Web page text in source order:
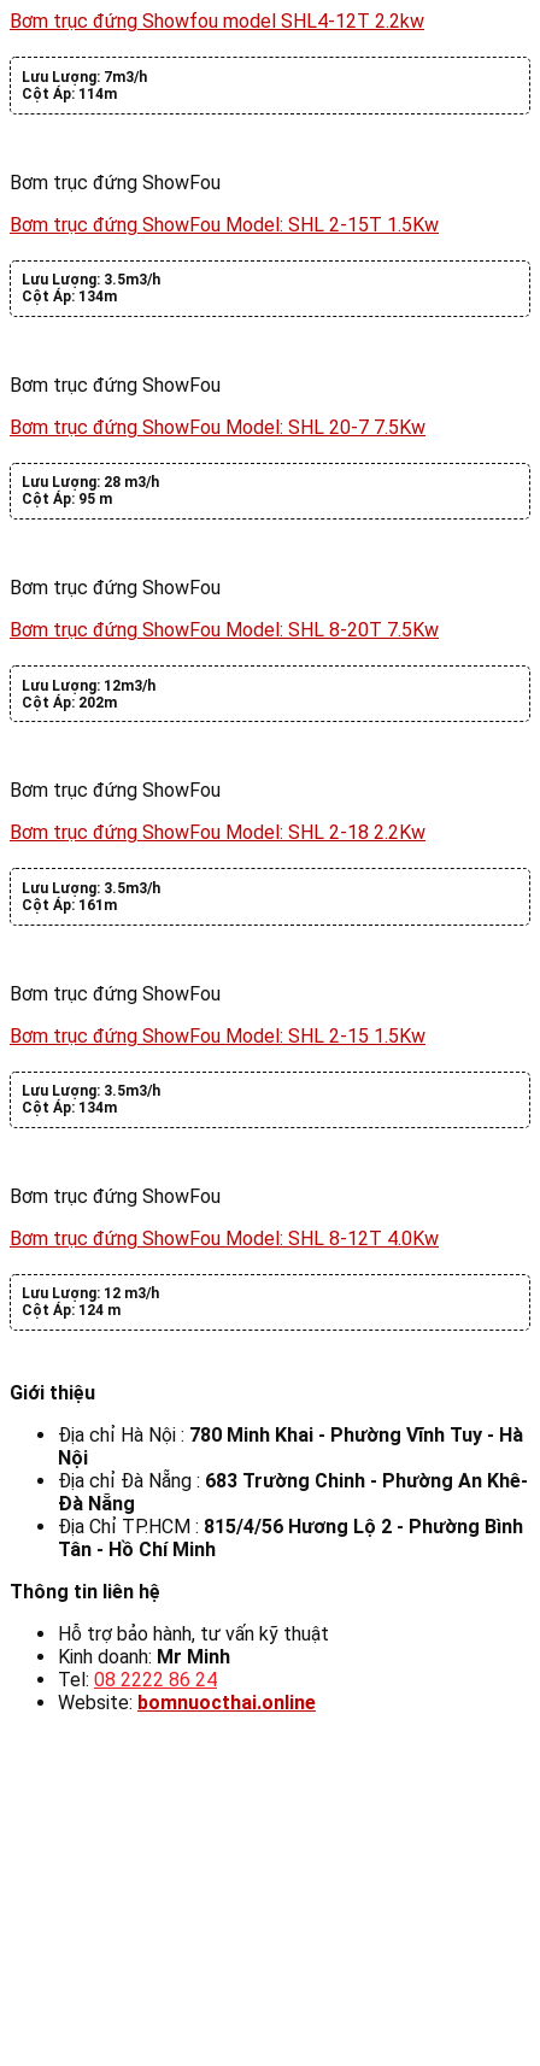
Bơm trục đứng Showfou model SHL4-12T 2.2kw
Lưu Lượng: 7m3/h
Cột Áp: 114m
Bơm trục đứng ShowFou
Bơm trục đứng ShowFou Model: SHL 2-15T 1.5Kw
Lưu Lượng: 3.5m3/h
Cột Áp: 134m
Bơm trục đứng ShowFou
Bơm trục đứng ShowFou Model: SHL 20-7 7.5Kw
Lưu Lượng: 28 m3/h
Cột Áp: 95 m
Bơm trục đứng ShowFou
Bơm trục đứng ShowFou Model: SHL 8-20T 7.5Kw
Lưu Lượng: 12m3/h
Cột Áp: 202m
Bơm trục đứng ShowFou
Bơm trục đứng ShowFou Model: SHL 2-18 2.2Kw
Lưu Lượng: 3.5m3/h
Cột Áp: 161m
Bơm trục đứng ShowFou
Bơm trục đứng ShowFou Model: SHL 2-15 1.5Kw
Lưu Lượng: 3.5m3/h
Cột Áp: 134m
Bơm trục đứng ShowFou
Bơm trục đứng ShowFou Model: SHL 8-12T 4.0Kw
Lưu Lượng: 12 m3/h
Cột Áp: 124 m
Giới thiệu
Địa chỉ Hà Nội : 780 Minh Khai - Phường Vĩnh Tuy - Hà
Nội
Địa chỉ Đà Nẵng : 683 Trường Chinh - Phường An Khê-
Đà Nẵng
Địa Chỉ TP.HCM : 815/4/56 Hương Lộ 2 - Phường Bình
Tân - Hồ Chí Minh
Thông tin liên hệ
Hỗ trợ bảo hành, tư vấn kỹ thuật
Kinh doanh: Mr Minh
Tel: 08 2222 86 24
Website: bomnuocthai.online